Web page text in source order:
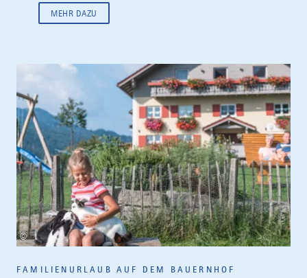
MEHR DAZU
FAMILIENURLAUB AUF DEM BAUERNHOF
©